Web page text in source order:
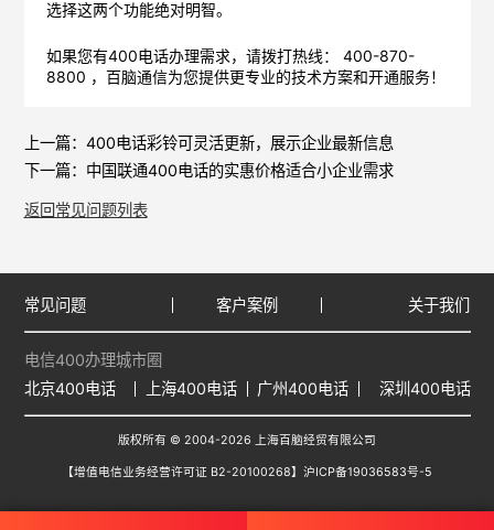
选择这两个功能绝对明智。
如果您有400电话办理需求，请拨打热线： 400-870-
8800 ，百脑通信为您提供更专业的技术方案和开通服务！
上一篇： 400电话彩铃可灵活更新，展示企业最新信息
下一篇： 中国联通400电话的实惠价格适合小企业需求
返回常见问题列表
常见问题 客户案例 关于我们
电信400办理城市圈
北京400电话
上海400电话 广州400电话 深圳400电话
版权所有 © 2004-2026 上海百脑经贸有限公司
【增值电信业务经营许可证 B2-20100268】 沪ICP备19036583号-5